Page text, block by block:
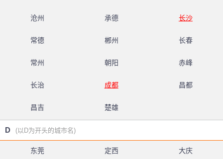
沧州 承德 长沙
常德 郴州 长春
常州 朝阳 赤峰
长治 成都 昌都
昌吉 楚雄
D (以D为开头的城市名)
东莞 定西 大庆